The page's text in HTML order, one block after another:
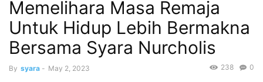
Memelihara Masa Remaja
Untuk Hidup Lebih Bermakna
Bersama Syara Nurcholis
By syara - May 2, 2023 0
238